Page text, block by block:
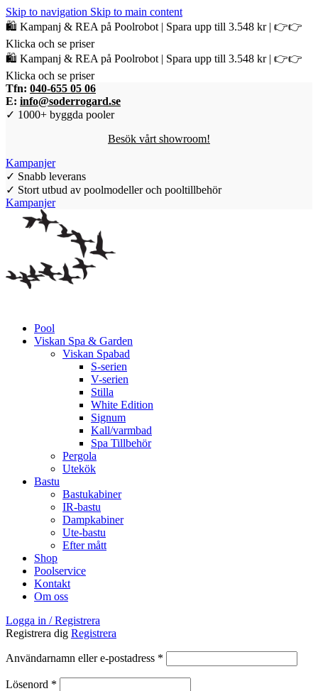
Skip to navigation Skip to main content
🛍️ Kampanj & REA på Poolrobot | Spara upp till 3.548 kr | 👉👉
Klicka och se priser
🛍️ Kampanj & REA på Poolrobot | Spara upp till 3.548 kr | 👉👉
Klicka och se priser
Tfn: 040-655 05 06
E: info@soderrogard.se
✓ 1000+ byggda pooler
Besök vårt showroom!
Kampanjer
✓ Snabb leverans
✓ Stort utbud av poolmodeller och pooltillbehör
Kampanjer
Pool
Viskan Spa & Garden
Viskan Spabad
S-serien
V-serien
Stilla
White Edition
Signum
Kall/varmbad
Spa Tillbehör
Pergola
Utekök
Bastu
Bastukabiner
IR-bastu
Dampkabiner
Ute-bastu
Efter mått
Shop
Poolservice
Kontakt
Om oss
Logga in / Registrera
Registrera dig Registrera
Användarnamn eller e-postadress *
Lösenord *